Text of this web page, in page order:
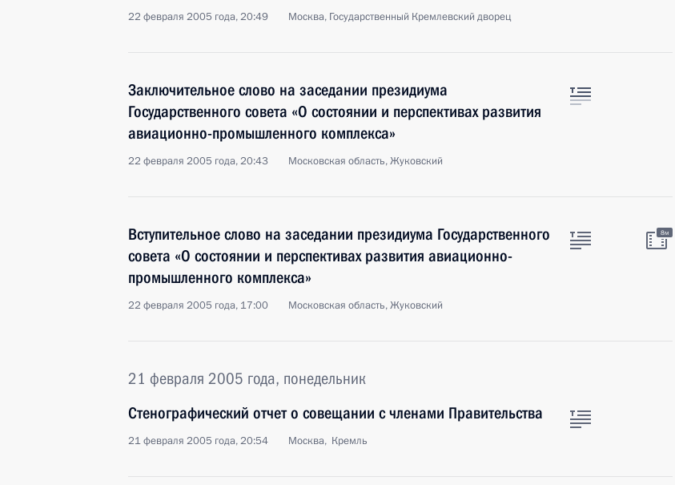
22 февраля 2005 года, 20:49 Москва, Государственный Кремлевский дворец
Заключительное слово на заседании президиума
Государственного совета «О состоянии и перспективах развития
авиационно-промышленного комплекса»
22 февраля 2005 года, 20:43 Московская область, Жуковский
Вступительное слово на заседании президиума Государственного
совета «О состоянии и перспективах развития авиационно-
промышленного комплекса»
22 февраля 2005 года, 17:00 Московская область, Жуковский
8м
21 февраля 2005 года, понедельник
Стенографический отчет о совещании с членами Правительства
21 февраля 2005 года, 20:54 Москва, Кремль